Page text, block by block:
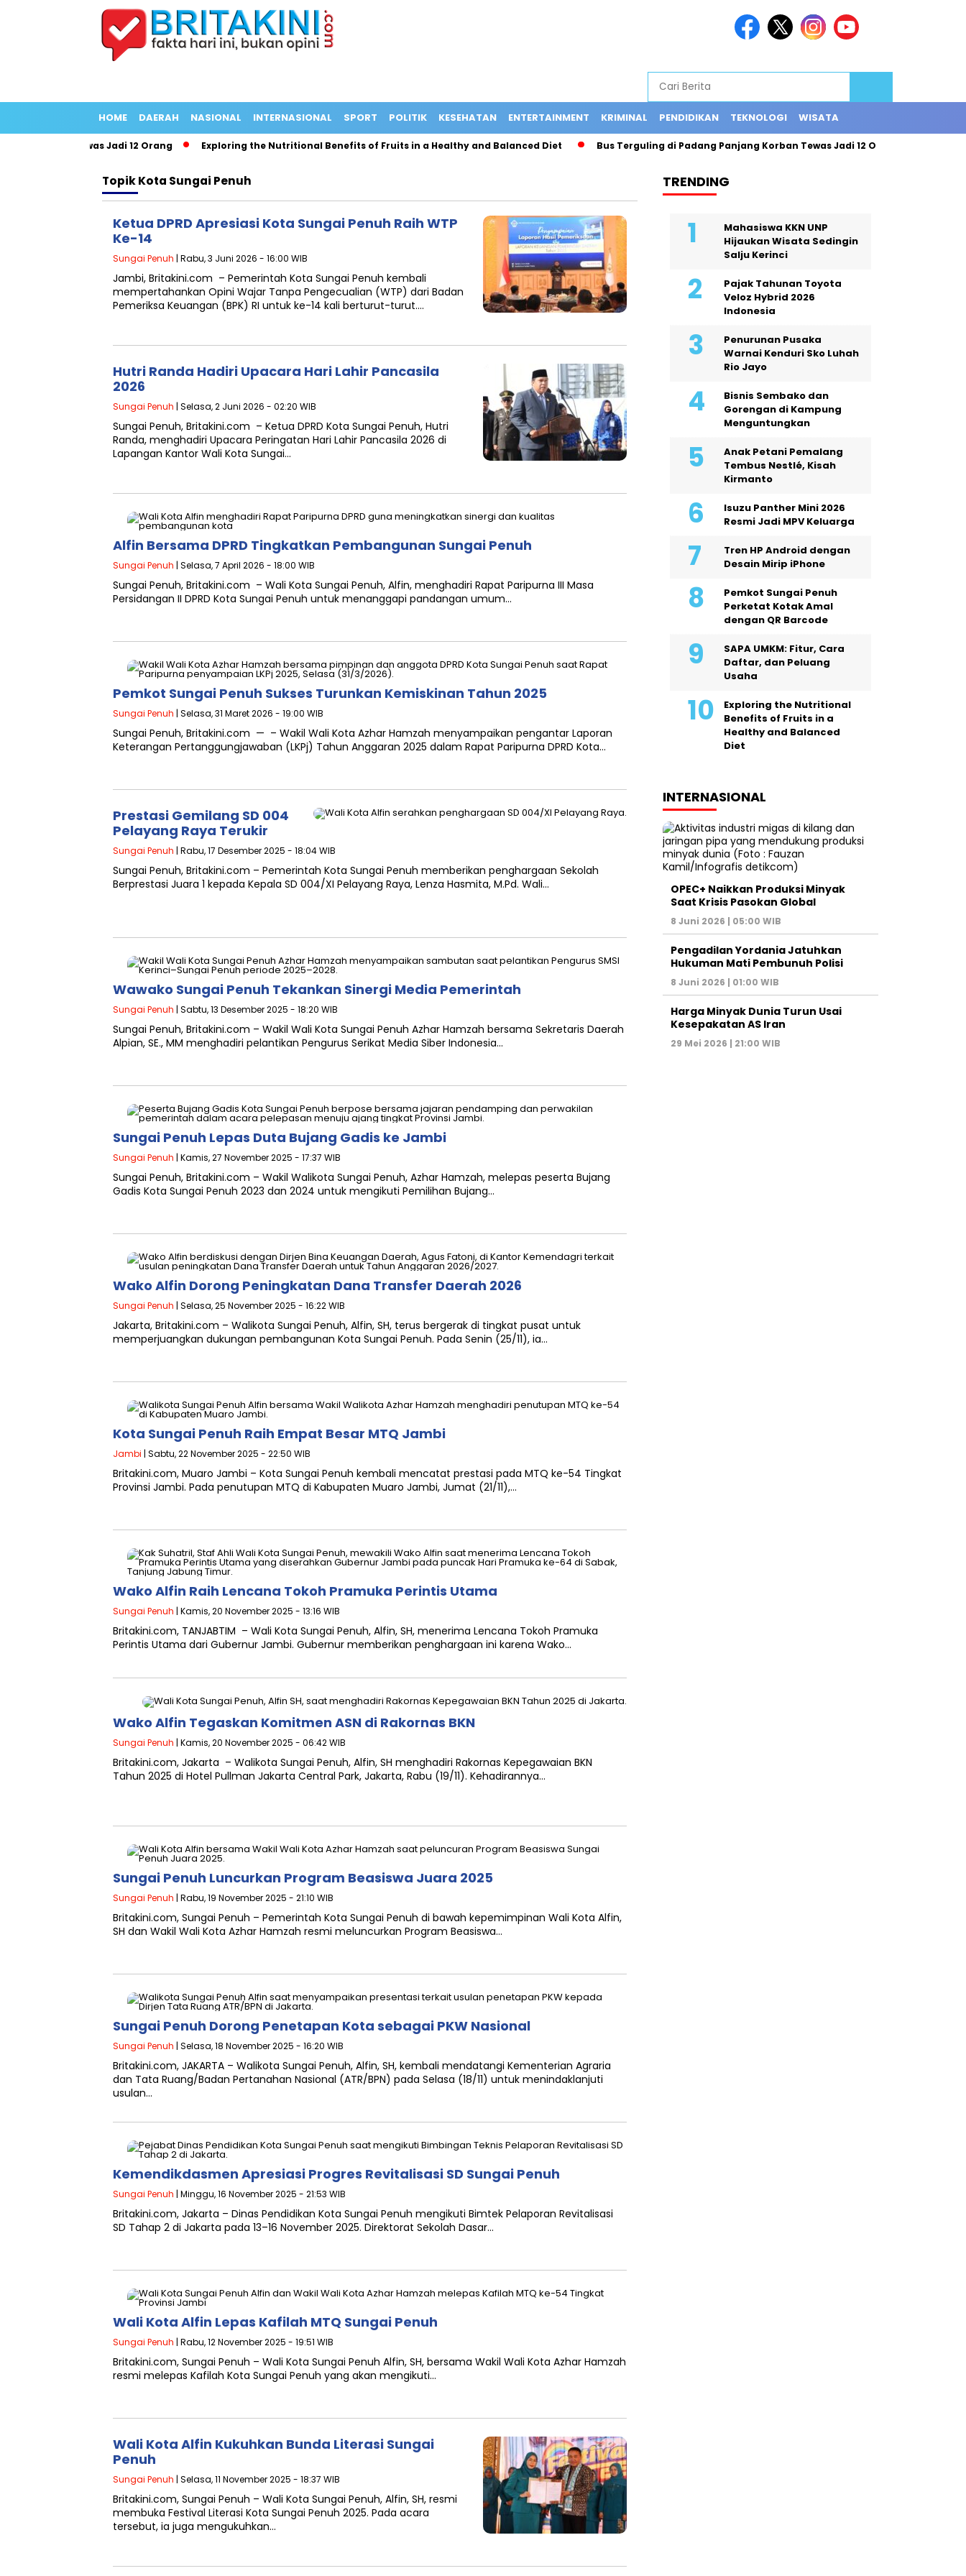
HOME DAERAH NASIONAL INTERNASIONAL SPORT POLITIK KESEHATAN ENTERTAINMENT KRIMINAL PENDIDIKAN TEKNOLOGI WISATA
Tewas Jadi 12 Orang Exploring the Nutritional Benefits of Fruits in a Healthy and Balanced Diet Bus Terguling di Padang Panjang Korban Tewas Jadi 12 Orang
TopikKota Sungai Penuh
Ketua DPRD Apresiasi Kota Sungai Penuh Raih WTP
Ke-14
Sungai Penuh | Rabu, 3 Juni 2026 - 16:00 WIB
Jambi, Britakini.com – Pemerintah Kota Sungai Penuh kembali
mempertahankan Opini Wajar Tanpa Pengecualian (WTP) dari Badan
Pemeriksa Keuangan (BPK) RI untuk ke-14 kali berturut-turut….
Hutri Randa Hadiri Upacara Hari Lahir Pancasila
2026
Sungai Penuh | Selasa, 2 Juni 2026 - 02:20 WIB
Sungai Penuh, Britakini.com – Ketua DPRD Kota Sungai Penuh, Hutri
Randa, menghadiri Upacara Peringatan Hari Lahir Pancasila 2026 di
Lapangan Kantor Wali Kota Sungai…
Alfin Bersama DPRD Tingkatkan Pembangunan Sungai Penuh
Sungai Penuh | Selasa, 7 April 2026 - 18:00 WIB
Sungai Penuh, Britakini.com – Wali Kota Sungai Penuh, Alfin, menghadiri Rapat Paripurna III Masa
Persidangan II DPRD Kota Sungai Penuh untuk menanggapi pandangan umum…
Pemkot Sungai Penuh Sukses Turunkan Kemiskinan Tahun 2025
Sungai Penuh | Selasa, 31 Maret 2026 - 19:00 WIB
Sungai Penuh, Britakini.com — – Wakil Wali Kota Azhar Hamzah menyampaikan pengantar Laporan
Keterangan Pertanggungjawaban (LKPj) Tahun Anggaran 2025 dalam Rapat Paripurna DPRD Kota…
Prestasi Gemilang SD 004
Pelayang Raya Terukir
Sungai Penuh | Rabu, 17 Desember 2025 - 18:04 WIB
Sungai Penuh, Britakini.com – Pemerintah Kota Sungai Penuh memberikan penghargaan Sekolah
Berprestasi Juara 1 kepada Kepala SD 004/XI Pelayang Raya, Lenza Hasmita, M.Pd. Wali…
Wawako Sungai Penuh Tekankan Sinergi Media Pemerintah
Sungai Penuh | Sabtu, 13 Desember 2025 - 18:20 WIB
Sungai Penuh, Britakini.com – Wakil Wali Kota Sungai Penuh Azhar Hamzah bersama Sekretaris Daerah
Alpian, SE., MM menghadiri pelantikan Pengurus Serikat Media Siber Indonesia…
Sungai Penuh Lepas Duta Bujang Gadis ke Jambi
Sungai Penuh | Kamis, 27 November 2025 - 17:37 WIB
Sungai Penuh, Britakini.com – Wakil Walikota Sungai Penuh, Azhar Hamzah, melepas peserta Bujang
Gadis Kota Sungai Penuh 2023 dan 2024 untuk mengikuti Pemilihan Bujang…
Wako Alfin Dorong Peningkatan Dana Transfer Daerah 2026
Sungai Penuh | Selasa, 25 November 2025 - 16:22 WIB
Jakarta, Britakini.com – Walikota Sungai Penuh, Alfin, SH, terus bergerak di tingkat pusat untuk
memperjuangkan dukungan pembangunan Kota Sungai Penuh. Pada Senin (25/11), ia…
Kota Sungai Penuh Raih Empat Besar MTQ Jambi
Jambi | Sabtu, 22 November 2025 - 22:50 WIB
Britakini.com, Muaro Jambi – Kota Sungai Penuh kembali mencatat prestasi pada MTQ ke-54 Tingkat
Provinsi Jambi. Pada penutupan MTQ di Kabupaten Muaro Jambi, Jumat (21/11),…
Wako Alfin Raih Lencana Tokoh Pramuka Perintis Utama
Sungai Penuh | Kamis, 20 November 2025 - 13:16 WIB
Britakini.com, TANJABTIM – Wali Kota Sungai Penuh, Alfin, SH, menerima Lencana Tokoh Pramuka
Perintis Utama dari Gubernur Jambi. Gubernur memberikan penghargaan ini karena Wako…
Wako Alfin Tegaskan Komitmen ASN di Rakornas BKN
Sungai Penuh | Kamis, 20 November 2025 - 06:42 WIB
Britakini.com, Jakarta – Walikota Sungai Penuh, Alfin, SH menghadiri Rakornas Kepegawaian BKN
Tahun 2025 di Hotel Pullman Jakarta Central Park, Jakarta, Rabu (19/11). Kehadirannya…
Sungai Penuh Luncurkan Program Beasiswa Juara 2025
Sungai Penuh | Rabu, 19 November 2025 - 21:10 WIB
Britakini.com, Sungai Penuh – Pemerintah Kota Sungai Penuh di bawah kepemimpinan Wali Kota Alfin,
SH dan Wakil Wali Kota Azhar Hamzah resmi meluncurkan Program Beasiswa…
Sungai Penuh Dorong Penetapan Kota sebagai PKW Nasional
Sungai Penuh | Selasa, 18 November 2025 - 16:20 WIB
Britakini.com, JAKARTA – Walikota Sungai Penuh, Alfin, SH, kembali mendatangi Kementerian Agraria
dan Tata Ruang/Badan Pertanahan Nasional (ATR/BPN) pada Selasa (18/11) untuk menindaklanjuti
usulan…
Kemendikdasmen Apresiasi Progres Revitalisasi SD Sungai Penuh
Sungai Penuh | Minggu, 16 November 2025 - 21:53 WIB
Britakini.com, Jakarta – Dinas Pendidikan Kota Sungai Penuh mengikuti Bimtek Pelaporan Revitalisasi
SD Tahap 2 di Jakarta pada 13–16 November 2025. Direktorat Sekolah Dasar…
Wali Kota Alfin Lepas Kafilah MTQ Sungai Penuh
Sungai Penuh | Rabu, 12 November 2025 - 19:51 WIB
Britakini.com, Sungai Penuh – Wali Kota Sungai Penuh Alfin, SH, bersama Wakil Wali Kota Azhar Hamzah
resmi melepas Kafilah Kota Sungai Penuh yang akan mengikuti…
Wali Kota Alfin Kukuhkan Bunda Literasi Sungai
Penuh
Sungai Penuh | Selasa, 11 November 2025 - 18:37 WIB
Britakini.com, Sungai Penuh – Wali Kota Sungai Penuh, Alfin, SH, resmi
membuka Festival Literasi Kota Sungai Penuh 2025. Pada acara
tersebut, ia juga mengukuhkan…
TRENDING
Mahasiswa KKN UNP
Hijaukan Wisata Sedingin
Salju Kerinci
Pajak Tahunan Toyota
Veloz Hybrid 2026
Indonesia
Penurunan Pusaka
Warnai Kenduri Sko Luhah
Rio Jayo
Bisnis Sembako dan
Gorengan di Kampung
Menguntungkan
Anak Petani Pemalang
Tembus Nestlé, Kisah
Kirmanto
Isuzu Panther Mini 2026
Resmi Jadi MPV Keluarga
Tren HP Android dengan
Desain Mirip iPhone
Pemkot Sungai Penuh
Perketat Kotak Amal
dengan QR Barcode
SAPA UMKM: Fitur, Cara
Daftar, dan Peluang
Usaha
Exploring the Nutritional
Benefits of Fruits in a
Healthy and Balanced
Diet
INTERNASIONAL
OPEC+ Naikkan Produksi Minyak
Saat Krisis Pasokan Global
8 Juni 2026 | 05:00 WIB
Pengadilan Yordania Jatuhkan
Hukuman Mati Pembunuh Polisi
8 Juni 2026 | 01:00 WIB
Harga Minyak Dunia Turun Usai
Kesepakatan AS Iran
29 Mei 2026 | 21:00 WIB